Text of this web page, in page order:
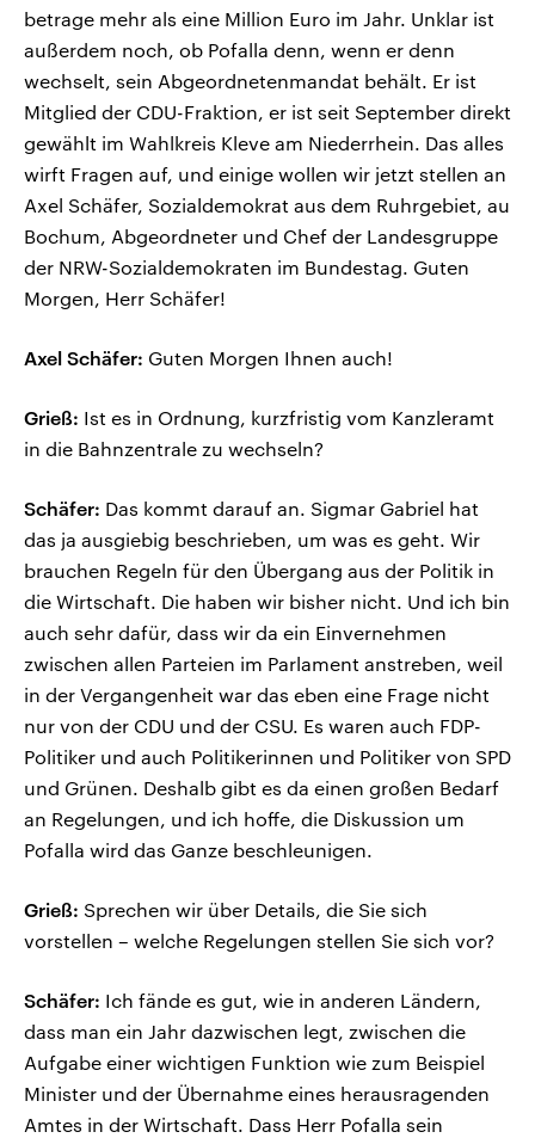
betrage mehr als eine Million Euro im Jahr. Unklar ist
außerdem noch, ob Pofalla denn, wenn er denn
wechselt, sein Abgeordnetenmandat behält. Er ist
Mitglied der CDU-Fraktion, er ist seit September direkt
gewählt im Wahlkreis Kleve am Niederrhein. Das alles
wirft Fragen auf, und einige wollen wir jetzt stellen an
Axel Schäfer, Sozialdemokrat aus dem Ruhrgebiet, au
Bochum, Abgeordneter und Chef der Landesgruppe
der NRW-Sozialdemokraten im Bundestag. Guten
Morgen, Herr Schäfer!
Axel Schäfer: Guten Morgen Ihnen auch!
Grieß: Ist es in Ordnung, kurzfristig vom Kanzleramt
in die Bahnzentrale zu wechseln?
Schäfer: Das kommt darauf an. Sigmar Gabriel hat
das ja ausgiebig beschrieben, um was es geht. Wir
brauchen Regeln für den Übergang aus der Politik in
die Wirtschaft. Die haben wir bisher nicht. Und ich bin
auch sehr dafür, dass wir da ein Einvernehmen
zwischen allen Parteien im Parlament anstreben, weil
in der Vergangenheit war das eben eine Frage nicht
nur von der CDU und der CSU. Es waren auch FDP-
Politiker und auch Politikerinnen und Politiker von SPD
und Grünen. Deshalb gibt es da einen großen Bedarf
an Regelungen, und ich hoffe, die Diskussion um
Pofalla wird das Ganze beschleunigen.
Grieß: Sprechen wir über Details, die Sie sich
vorstellen – welche Regelungen stellen Sie sich vor?
Schäfer: Ich fände es gut, wie in anderen Ländern,
dass man ein Jahr dazwischen legt, zwischen die
Aufgabe einer wichtigen Funktion wie zum Beispiel
Minister und der Übernahme eines herausragenden
Amtes in der Wirtschaft. Dass Herr Pofalla sein